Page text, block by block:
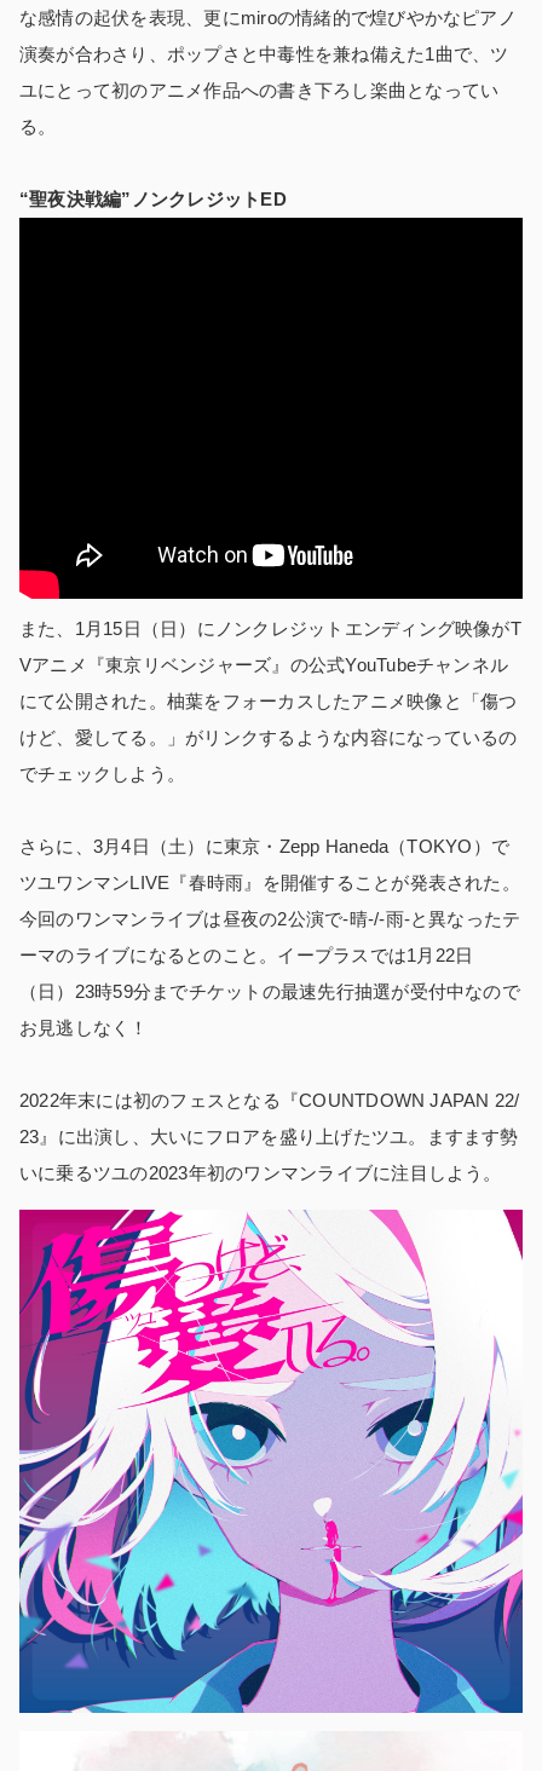
な感情の起伏を表現、更にmiroの情緒的で煌びやかなピアノ
演奏が合わさり、ポップさと中毒性を兼ね備えた1曲で、ツ
ユにとって初のアニメ作品への書き下ろし楽曲となってい
る。
“聖夜決戦編”ノンクレジットED
また、1月15日（日）にノンクレジットエンディング映像がT
Vアニメ『東京リベンジャーズ』の公式YouTubeチャンネル
にて公開された。柚葉をフォーカスしたアニメ映像と「傷つ
けど、愛してる。」がリンクするような内容になっているの
でチェックしよう。
さらに、3月4日（土）に東京・Zepp Haneda（TOKYO）で
ツユワンマンLIVE『春時雨』を開催することが発表された。
今回のワンマンライブは昼夜の2公演で-晴-/-雨-と異なったテ
ーマのライブになるとのこと。イープラスでは1月22日
（日）23時59分までチケットの最速先行抽選が受付中なので
お見逃しなく！
2022年末には初のフェスとなる『COUNTDOWN JAPAN 22/
23』に出演し、大いにフロアを盛り上げたツユ。ますます勢
いに乗るツユの2023年初のワンマンライブに注目しよう。